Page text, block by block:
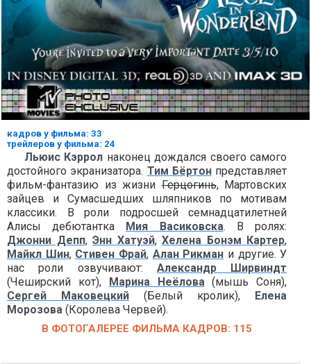
кадров у фильма: 33
трейлеров у фильма: 24
Льюис Кэррол наконец дождался своего самого
достойного экранизатора. Тим Бёртонпредставляет
фильм-фантазию из жизниГерцогинь, Мартовских
зайцев и Сумасшедших шляпников по мотивам
классики. В роли подросшей семнадцатилетней
Алисы дебютантка Мия Васиковска. В ролях:
Джонни Депп,Энн Хатуэй,Хелена Бонэм Картер,
Майкл Шин, Стивен Фрай, Алан Рикман и другие. У
нас роли озвучивают: Александр Ширвиндт
(Чеширский кот), Марина Неёлова(мышь Соня),
Сергей Маковецкий (Белый кролик), Елена
Морозова (Королева Червей).
В ФОТОГАЛЕРЕЕ ФИЛЬМА КАДРОВ: 115